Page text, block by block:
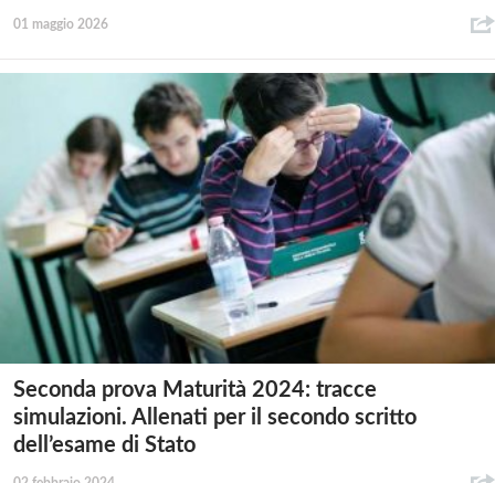
01 maggio 2026
Seconda prova Maturità 2024: tracce
simulazioni. Allenati per il secondo scritto
dell’esame di Stato